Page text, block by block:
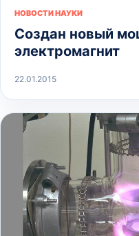
НОВОСТИ НАУКИ
Создан новый
электромагнит
22.01.2015